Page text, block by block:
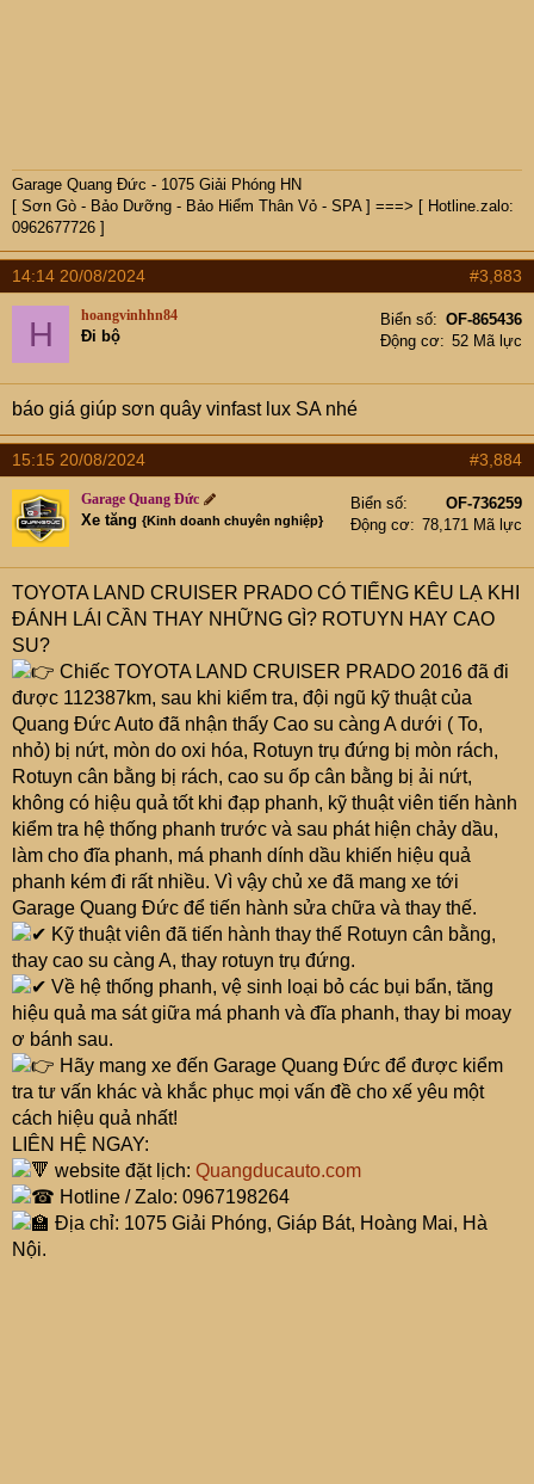
Garage Quang Đức - 1075 Giải Phóng HN
[ Sơn Gò - Bảo Dưỡng - Bảo Hiểm Thân Vỏ - SPA ] ===> [ Hotline.zalo:
0962677726 ]
14:14 20/08/2024 #3,883
H hoangvinhhn84
Đi bộ
Biển số
OF-865436
Động cơ
52 Mã lực
báo giá giúp sơn quây vinfast lux SA nhé
15:15 20/08/2024 #3,884
Garage Quang Đức
Xe tăng {Kinh doanh chuyên nghiệp}
Biển số
OF-736259
Động cơ
78,171 Mã lực
TOYOTA LAND CRUISER PRADO CÓ TIẾNG KÊU LẠ KHI
ĐÁNH LÁI CẦN THAY NHỮNG GÌ? ROTUYN HAY CAO
SU?
Chiếc TOYOTA LAND CRUISER PRADO 2016 đã đi
được 112387km, sau khi kiểm tra, đội ngũ kỹ thuật của
Quang Đức Auto đã nhận thấy Cao su càng A dưới ( To,
nhỏ) bị nứt, mòn do oxi hóa, Rotuyn trụ đứng bị mòn rách,
Rotuyn cân bằng bị rách, cao su ốp cân bằng bị ải nứt,
không có hiệu quả tốt khi đạp phanh, kỹ thuật viên tiến hành
kiểm tra hệ thống phanh trước và sau phát hiện chảy dầu,
làm cho đĩa phanh, má phanh dính dầu khiến hiệu quả
phanh kém đi rất nhiều. Vì vậy chủ xe đã mang xe tới
Garage Quang Đức để tiến hành sửa chữa và thay thế.
Kỹ thuật viên đã tiến hành thay thế Rotuyn cân bằng,
thay cao su càng A, thay rotuyn trụ đứng.
Về hệ thống phanh, vệ sinh loại bỏ các bụi bẩn, tăng
hiệu quả ma sát giữa má phanh và đĩa phanh, thay bi moay
ơ bánh sau.
Hãy mang xe đến Garage Quang Đức để được kiểm
tra tư vấn khác và khắc phục mọi vấn đề cho xế yêu một
cách hiệu quả nhất!
LIÊN HỆ NGAY:
website đặt lịch: Quangducauto.com
Hotline / Zalo: 0967198264
Địa chỉ: 1075 Giải Phóng, Giáp Bát, Hoàng Mai, Hà
Nội.